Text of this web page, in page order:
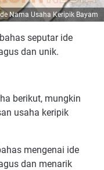
Nama Usaha Keripik Bayam
seputar ide
dan unik.
berikut, mungkin
usaha keripik
mengenai ide
dan menarik